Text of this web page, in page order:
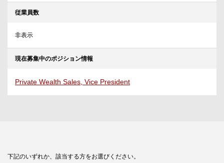
従業員数
非表示
現在募集中のポジション情報
Private Wealth Sales, Vice President
下記のいずれか、該当する方をお選びください。